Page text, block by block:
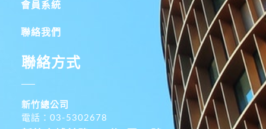
會員系統
聯絡我們
聯絡方式
新竹總公司
電話：03-5302678